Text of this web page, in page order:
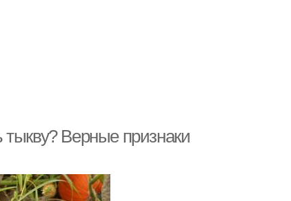
тыкву? Верные признаки